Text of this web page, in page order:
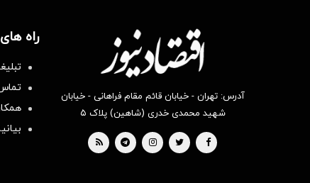
آدرس: تهران - خیابان قائم مقام فراهانی - خیابان
شهید محمدی خدری (شاهین) پلاک ۵
راه